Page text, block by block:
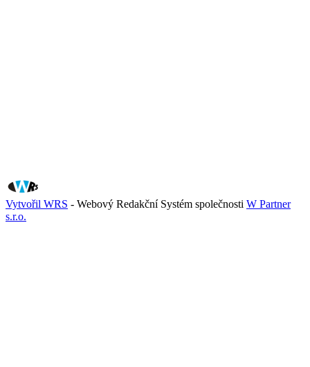
Vytvořil WRS - Webový Redakční Systém společnosti W Partner
s.r.o.